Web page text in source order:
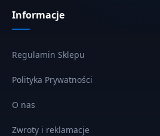
Informacje
Regulamin Sklepu
Polityka Prywatności
O nas
Zwroty i reklamacje